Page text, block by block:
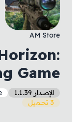
AM Store
Game
الإصدار 1.1.39
3 تحميل